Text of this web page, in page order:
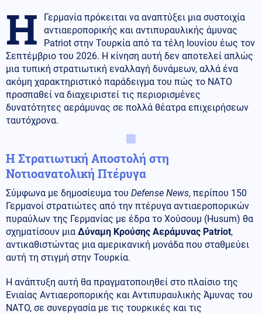
Η
Γερμανία πρόκειται να αναπτύξει μια συστοιχία
αντιαεροπορικής και αντιπυραυλικής άμυνας
Patriot στην Τουρκία από τα τέλη Ιουνίου έως τον
Σεπτέμβριο του 2026. Η κίνηση αυτή δεν αποτελεί απλώς
μια τυπική στρατιωτική εναλλαγή δυνάμεων, αλλά ένα
ακόμη χαρακτηριστικό παράδειγμα του πώς το ΝΑΤΟ
προσπαθεί να διαχειριστεί τις περιορισμένες
δυνατότητες αεράμυνας σε πολλά θέατρα επιχειρήσεων
ταυτόχρονα.
Η Στρατιωτική Αποστολή στη
Νοτιοανατολική Πτέρυγα
Σύμφωνα με δημοσίευμα του Defense News, περίπου 150
Γερμανοί στρατιώτες από την πτέρυγα αντιαεροπορικών
πυραύλων της Γερμανίας με έδρα το Χούσουμ (Husum) θα
σχηματίσουν μια Δύναμη Κρούσης Αεράμυνας Patriot,
αντικαθιστώντας μια αμερικανική μονάδα που σταθμεύει
αυτή τη στιγμή στην Τουρκία.
Η ανάπτυξη αυτή θα πραγματοποιηθεί στο πλαίσιο της
Ενιαίας Αντιαεροπορικής και Αντιπυραυλικής Άμυνας του
ΝΑΤΟ, σε συνεργασία με τις τουρκικές και τις